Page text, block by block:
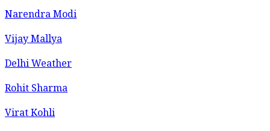
Narendra Modi
Vijay Mallya
Delhi Weather
Rohit Sharma
Virat Kohli